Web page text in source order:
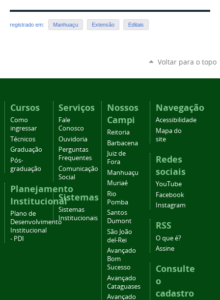
registrado em: Manhuaçu Extensão Editais
Voltar para o topo
Cursos
Como
ingressar
Técnicos
Graduação
Pós-
graduação
Planejamento
Institucional
Plano de
Desenvolvimento
Institucional
- PDI
Serviços
Fale
Conosco
Ouvidoria
Perguntas
Frequentes
Comunicação
Social
Sistemas
Sistemas
Institucionais
Nossos
Campi
Reitoria
Barbacena
Juiz de
Fora
Manhuaçu
Muriaé
Rio
Pomba
Santos
Dumont
São João
del-Rei
Avançado
Bom
Sucesso
Avançado
Cataguases
Avançado
Navegação
Acessibilidade
Mapa do
site
Redes
sociais
YouTube
Facebook
Instagram
RSS
O que é?
Assine
Consulte
o
cadastro